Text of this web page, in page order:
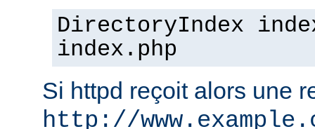
DirectoryIndex
index.php
Si httpd reçoit alors une
http://